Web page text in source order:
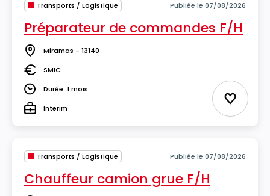
Transports / Logistique Publiée le 07/08/2026
Préparateur de commandes F/H
Lieu Miramas - 13140
Salaire
SMIC
DuréeDurée: 1 mois
TypeInterim Ajouter
Transports / Logistique Publiée le 07/08/2026
Chauffeur camion grue F/H